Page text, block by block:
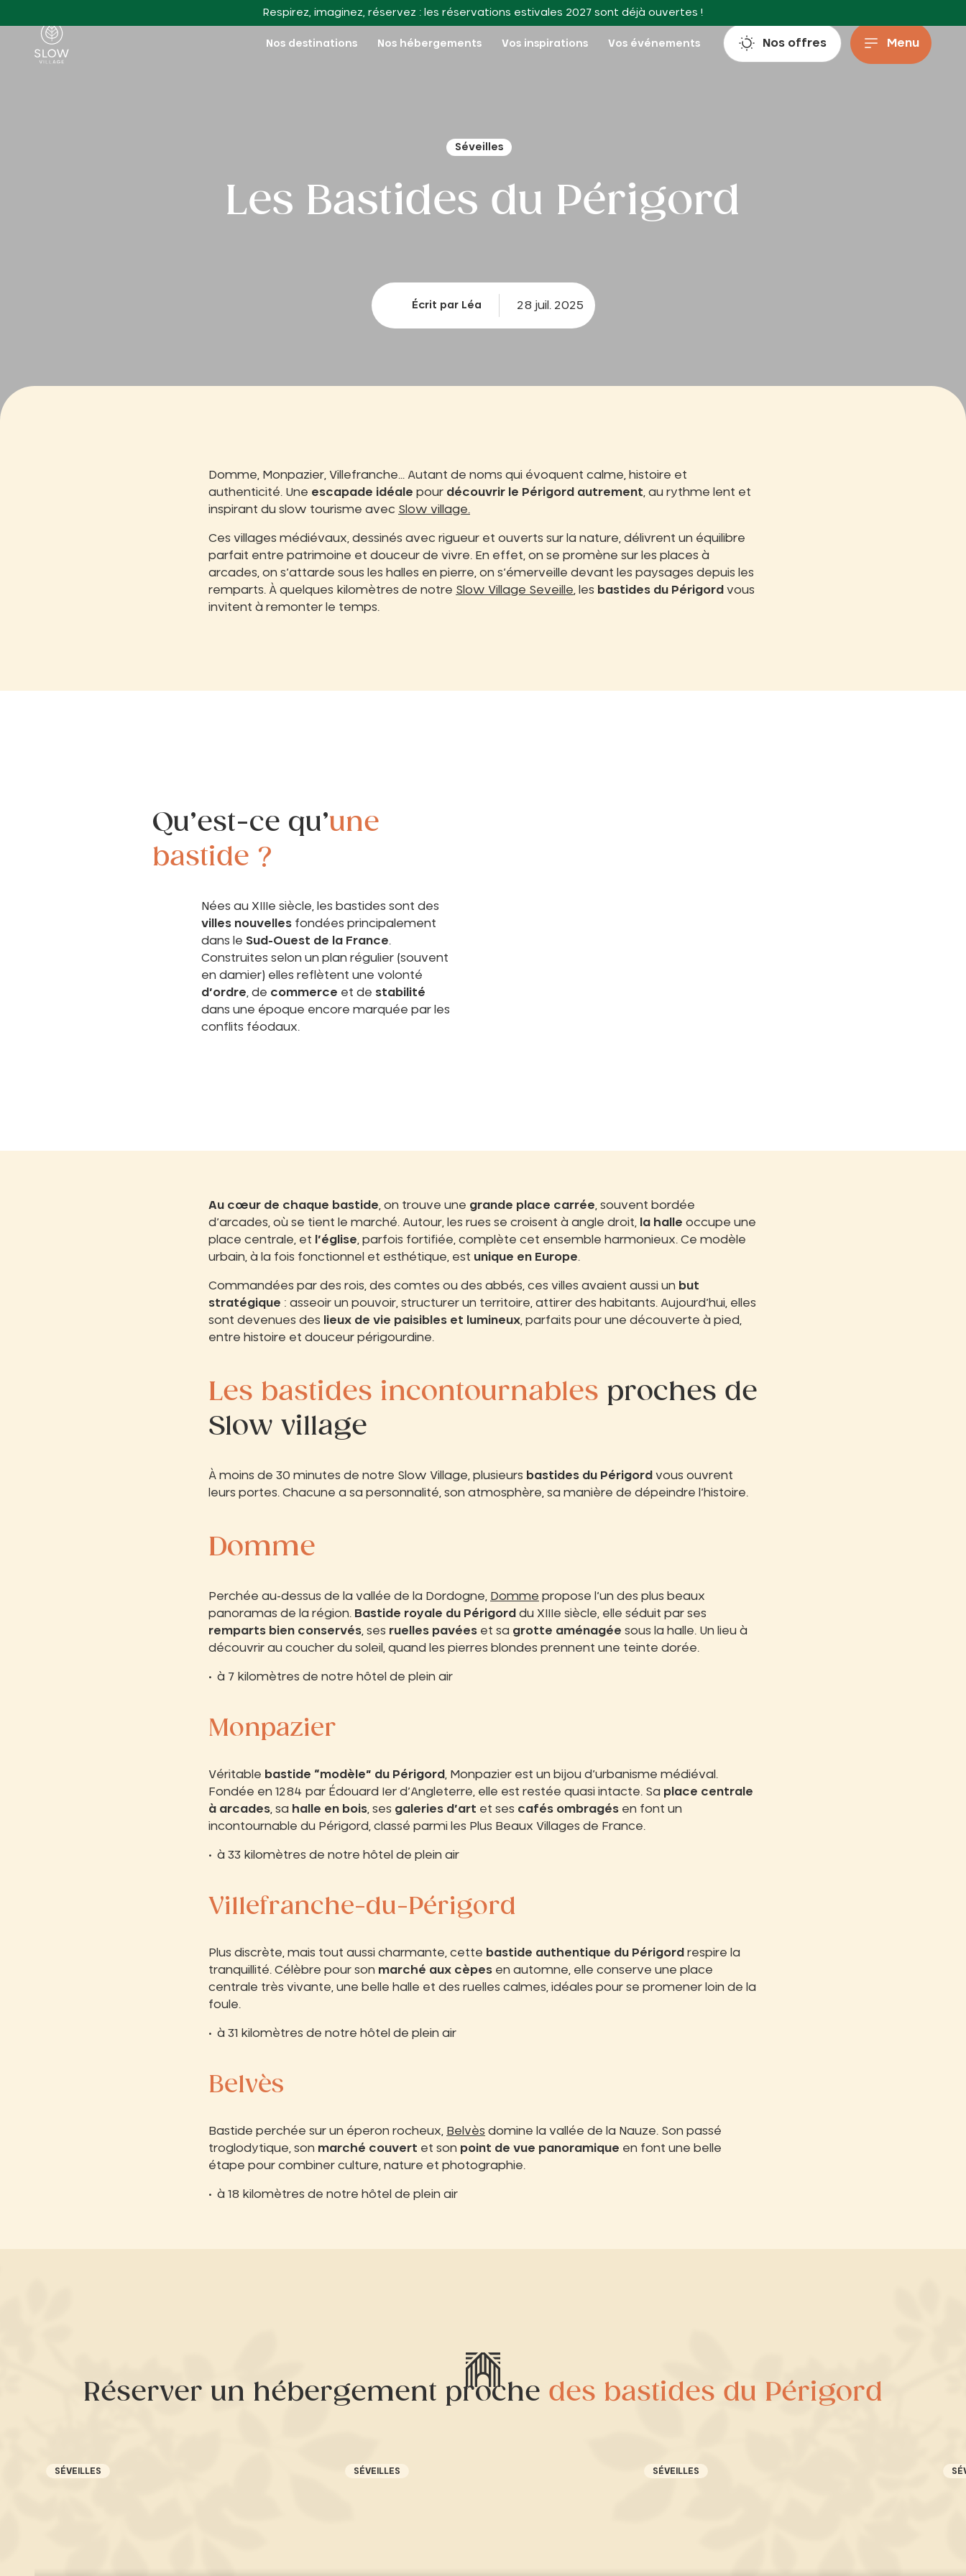
Respirez, imaginez, réservez : les réservations estivales 2027 sont déjà ouvertes !
Slow Village
Nos destinations Nos hébergements Vos inspirations Vos événements Nos offres Menu
Séveilles
Les Bastides du Périgord
Écrit par Léa 28 juil. 2025
Domme, Monpazier, Villefranche… Autant de noms qui évoquent calme, histoire et
authenticité. Une escapade idéale pour découvrir le Périgord autrement , au rythme lent et
inspirant du slow tourisme avec Slow village.
Ces villages médiévaux, dessinés avec rigueur et ouverts sur la nature, délivrent un équilibre
parfait entre patrimoine et douceur de vivre. En effet, on se promène sur les places à
arcades, on s’attarde sous les halles en pierre, on s’émerveille devant les paysages depuis les
remparts. À quelques kilomètres de notre Slow Village Seveille , les bastides du Périgord vous
invitent à remonter le temps.
Qu’est-ce qu’une
bastide ?
Nées au XIIIe siècle, les bastides sont des
villes nouvelles fondées principalement
dans le Sud-Ouest de la France.
Construites selon un plan régulier (souvent
en damier) elles reflètent une volonté
d’ordre , de commerce et de stabilité
dans une époque encore marquée par les
conflits féodaux.
Au cœur de chaque bastide , on trouve une grande place carrée , souvent bordée
d’arcades, où se tient le marché. Autour, les rues se croisent à angle droit,
la halle occupe une
place centrale, et
l’église , parfois fortifiée, complète cet ensemble harmonieux. Ce modèle
urbain, à la fois fonctionnel et esthétique, est unique en Europe.
Commandées par des rois, des comtes ou des abbés, ces villes avaient aussi un but
stratégique : asseoir un pouvoir, structurer un territoire, attirer des habitants. Aujourd’hui, elles
sont devenues des
lieux de vie paisibles et lumineux , parfaits pour une découverte à pied,
entre histoire et douceur périgourdine.
Les bastides incontournables proches de
Slow village
À moins de 30 minutes de notre Slow Village, plusieurs bastides du Périgord vous ouvrent
leurs portes. Chacune a sa personnalité, son atmosphère, sa manière de dépeindre l’histoire.
Domme
Perchée au-dessus de la vallée de la Dordogne, Domme propose l’un des plus beaux
panoramas de la région. Bastide royale du Périgord du XIIIe siècle, elle séduit par ses
remparts bien conservés , ses ruelles pavées et sa grotte aménagée sous la halle. Un lieu à
découvrir au coucher du soleil, quand les pierres blondes prennent une teinte dorée.
à 7 kilomètres de notre hôtel de plein air
Monpazier
Véritable bastide “modèle” du Périgord
, Monpazier est un bijou d’urbanisme médiéval.
Fondée en 1284 par Édouard Ier d’Angleterre, elle est restée quasi intacte. Sa place centrale
à arcades , sa halle en bois , ses galeries d’art et ses cafés ombragés en font un
incontournable du Périgord, classé parmi les Plus Beaux Villages de France.
à 33 kilomètres de notre hôtel de plein air
Villefranche-du-Périgord
Plus discrète, mais tout aussi charmante, cette bastide authentique du Périgord respire la
tranquillité. Célèbre pour son marché aux cèpes en automne, elle conserve une place
centrale très vivante, une belle halle et des ruelles calmes, idéales pour se promener loin de la
foule.
à 31 kilomètres de notre hôtel de plein air
Belvès
Bastide perchée sur un éperon rocheux, Belvès domine la vallée de la Nauze. Son passé
troglodytique, son marché couvert et son point de vue panoramique en font une belle
étape pour combiner culture, nature et photographie.
à 18 kilomètres de notre hôtel de plein air
Réserver un hébergement proche des bastides du Périgord
SÉVEILLES SÉVEILLES SÉVEILLES